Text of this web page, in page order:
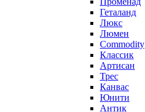
Геталанд
Люкс
Люмен
Commodity
Классик
Артисан
Трес
Канвас
Юнити
Антик